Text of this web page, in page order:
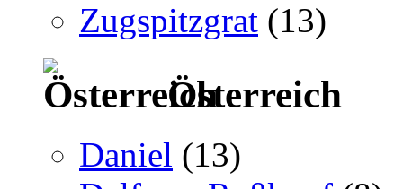
Zugspitzgrat (13)
Österreich
Daniel (13)